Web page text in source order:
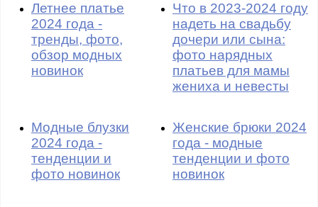
Летнее платье
2024 года -
тренды, фото,
обзор модных
новинок
Что в 2023-2024 году
надеть на свадьбу
дочери или сына:
фото нарядных
платьев для мамы
жениха и невесты
Модные блузки
2024 года -
тенденции и
фото новинок
Женские брюки 2024
года - модные
тенденции и фото
новинок